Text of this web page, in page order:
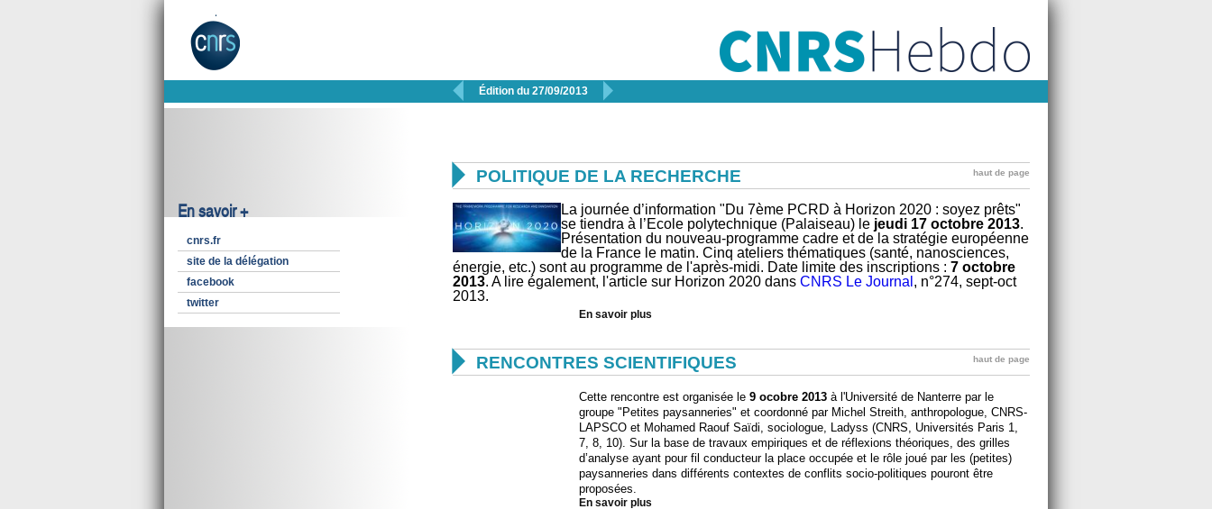
 Édition du 27/09/2013 
En savoir +
cnrs.fr
site de la délégation
facebook
twitter
 POLITIQUE DE LA RECHERCHE haut de page
La journée d’information "Du 7ème PCRD à Horizon 2020 : soyez prêts"
se tiendra à l’Ecole polytechnique (Palaiseau) le jeudi 17 octobre 2013.
Présentation du nouveau-programme cadre et de la stratégie européenne
de la France le matin. Cinq ateliers thématiques (santé, nanosciences,
énergie, etc.) sont au programme de l'après-midi. Date limite des inscriptions : 7 octobre
2013. A lire également, l'article sur Horizon 2020 dans CNRS Le Journal , n°274, sept-oct
2013.
En savoir plus
 RENCONTRES SCIENTIFIQUES haut de page
Cette rencontre est organisée le 9 ocobre 2013 à l'Université de Nanterre par le
groupe "Petites paysanneries" et coordonné par Michel Streith, anthropologue, CNRS-
LAPSCO et Mohamed Raouf Saïdi, sociologue, Ladyss (CNRS, Universités Paris 1,
7, 8, 10). Sur la base de travaux empiriques et de réflexions théoriques, des grilles
d’analyse ayant pour fil conducteur la place occupée et le rôle joué par les (petites)
paysanneries dans différents contextes de conflits socio-politiques pouront être
proposées.
En savoir plus